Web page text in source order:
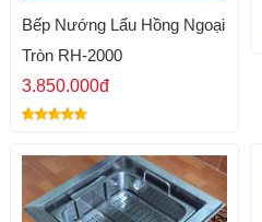
Bếp Nướng Lẩu Hồng Ngoại
Tròn RH-2000
3.850.000đ